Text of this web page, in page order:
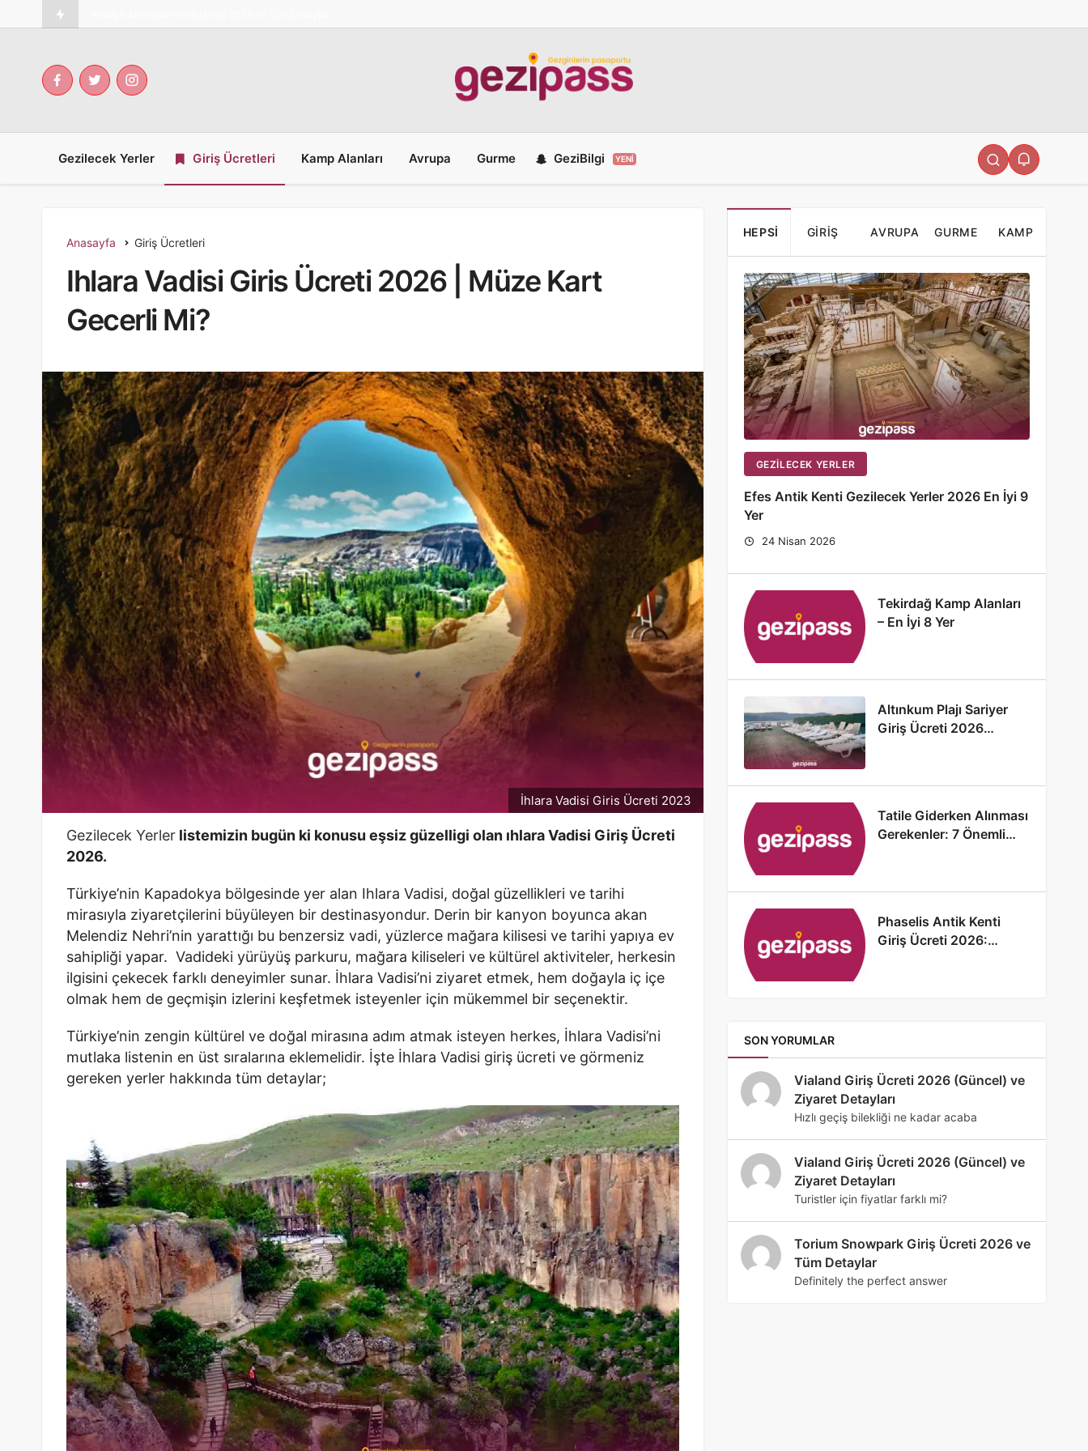
Gezilecek Yerler Giriş Ücretleri Kamp Alanları Avrupa Gurme GeziBilgi YENI
Anasayfa Giriş Ücretleri
Ihlara Vadisi Giris Ücreti 2026 | Müze Kart
Gecerli Mi?
İhlara Vadisi Giris Ücreti 2023
Gezilecek Yerler listemizin bugün ki konusu eşsiz güzelligi olan ıhlara Vadisi Giriş Ücreti
2026.
Türkiye’nin Kapadokya bölgesinde yer alan Ihlara Vadisi, doğal güzellikleri ve tarihi
mirasıyla ziyaretçilerini büyüleyen bir destinasyondur. Derin bir kanyon boyunca akan
Melendiz Nehri’nin yarattığı bu benzersiz vadi, yüzlerce mağara kilisesi ve tarihi yapıya ev
sahipliği yapar. Vadideki yürüyüş parkuru, mağara kiliseleri ve kültürel aktiviteler, herkesin
ilgisini çekecek farklı deneyimler sunar. İhlara Vadisi’ni ziyaret etmek, hem doğayla iç içe
olmak hem de geçmişin izlerini keşfetmek isteyenler için mükemmel bir seçenektir.
Türkiye’nin zengin kültürel ve doğal mirasına adım atmak isteyen herkes, İhlara Vadisi’ni
mutlaka listenin en üst sıralarına eklemelidir. İşte İhlara Vadisi giriş ücreti ve görmeniz
gereken yerler hakkında tüm detaylar;
HEPSI GIRIŞ
ÜCRETLERI
AVRUPA GURME KAMP
ALANLARI
GEZILECEK YERLER
Efes Antik Kenti Gezilecek Yerler 2026 En İyi 9
Yer
24 Nisan 2026
Tekirdağ Kamp Alanları
– En İyi 8 Yer
Altınkum Plajı Sariyer
Giriş Ücreti 2026
Tatile Giderken Alınması
Gerekenler: 7 Önemli
Phaselis Antik Kenti
Giriş Ücreti 2026:
SON YORUMLAR
Vialand Giriş Ücreti 2026 (Güncel) ve
Ziyaret Detayları
Hızlı geçiş bilekliği ne kadar acaba
Vialand Giriş Ücreti 2026 (Güncel) ve
Ziyaret Detayları
Turistler için fiyatlar farklı mi?
Torium Snowpark Giriş Ücreti 2026 ve
Tüm Detaylar
Definitely the perfect answer